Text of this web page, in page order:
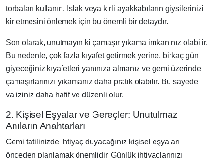
torbaları kullanın. Islak veya kirli ayakkabıların giysilerinizi
kirletmesini önlemek için bu önemli bir detaydır.
Son olarak, unutmayın ki çamaşır yıkama imkanınız olabilir.
Bu nedenle, çok fazla kıyafet getirmek yerine, birkaç gün
giyeceğiniz kıyafetleri yanınıza almanız ve gemi üzerinde
çamaşırlarınızı yıkamanız daha pratik olabilir. Bu sayede
valiziniz daha hafif ve düzenli olur.
2. Kişisel Eşyalar ve Gereçler: Unutulmaz
Anıların Anahtarları
Gemi tatilinizde ihtiyaç duyacağınız kişisel eşyaları
önceden planlamak önemlidir. Günlük ihtiyaçlarınızı